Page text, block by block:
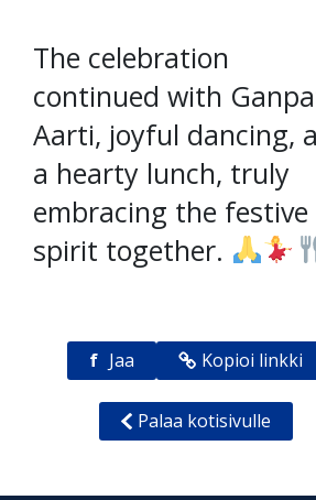
The celebration
continued with
Aarti, joyful dancing,
a hearty lunch, truly
embracing the festive
spirit together.
f Jaa Kopioi linkki
Palaa kotisivulle